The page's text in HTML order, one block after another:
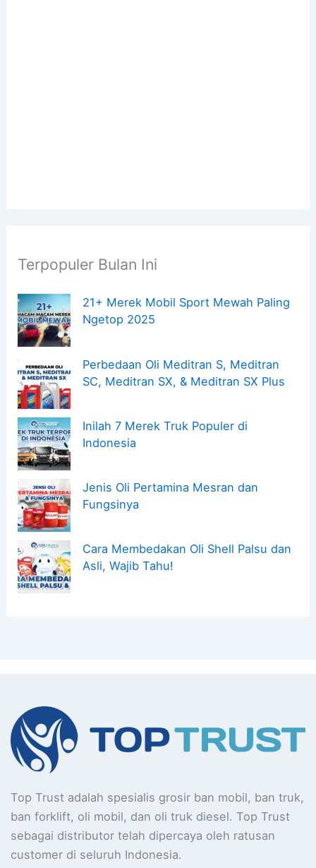
Terpopuler Bulan Ini
21+ Merek Mobil Sport Mewah Paling
Ngetop 2025
Perbedaan Oli Meditran S, Meditran
SC, Meditran SX, & Meditran SX Plus
Inilah 7 Merek Truk Populer di
Indonesia
Jenis Oli Pertamina Mesran dan
Fungsinya
Cara Membedakan Oli Shell Palsu dan
Asli, Wajib Tahu!
Top Trust adalah spesialis grosir ban mobil, ban truk,
ban forklift, oli mobil, dan oli truk diesel. Top Trust
sebagai distributor telah dipercaya oleh ratusan
customer di seluruh Indonesia.